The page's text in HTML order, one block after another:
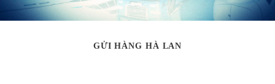
GỬI HÀNG HÀ LAN